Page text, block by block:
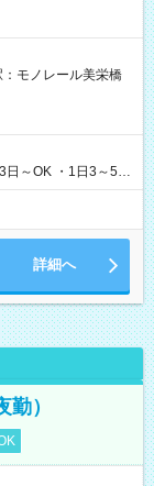
モノレール美栄橋
日～OK ・1日3～5時
詳細へ
）